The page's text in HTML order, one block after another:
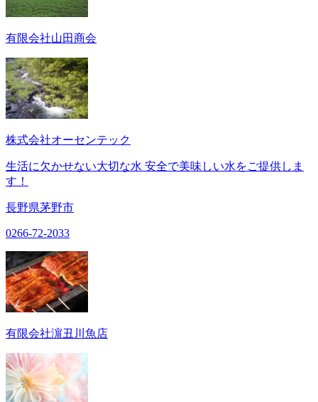
有限会社山田商会
株式会社オーセンテック
生活に欠かせない大切な水 安全で美味しい水をご提供しま
す！
長野県茅野市
0266-72-2033
有限会社濵丑川魚店